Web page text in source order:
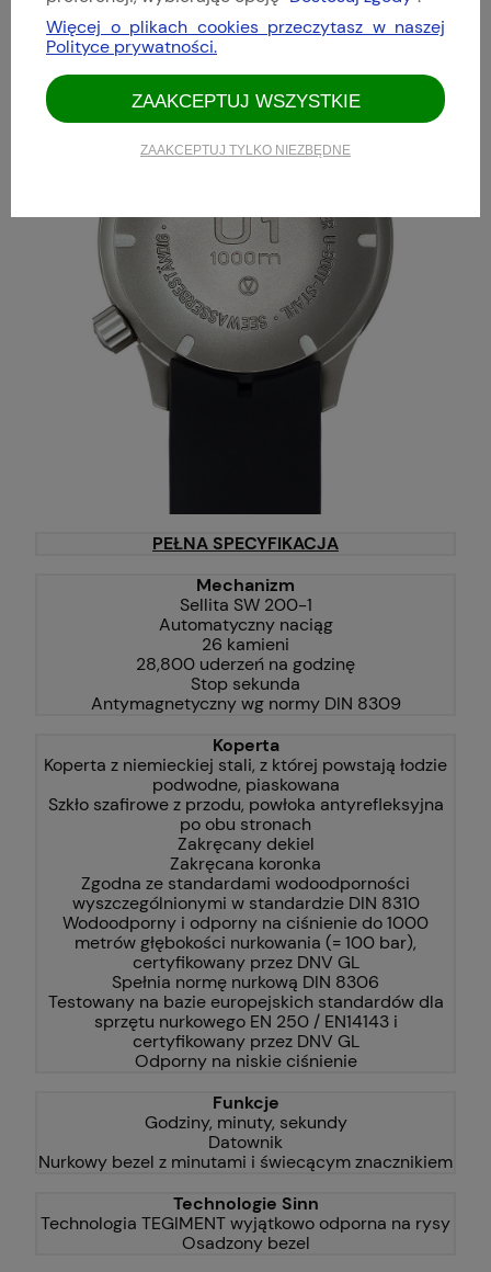
PEŁNA SPECYFIKACJA
Mechanizm
Sellita SW 200-1
Automatyczny naciąg
26 kamieni
28,800 uderzeń na godzinę
Stop sekunda
Antymagnetyczny wg normy DIN 8309
Koperta
Koperta z niemieckiej stali, z której powstają łodzie
podwodne, piaskowana
Szkło szafirowe z przodu, powłoka antyrefleksyjna
po obu stronach
Zakręcany dekiel
Zakręcana koronka
Zgodna ze standardami wodoodporności
wyszczególnionymi w standardzie DIN 8310
Wodoodporny i odporny na ciśnienie do 1000
metrów głębokości nurkowania (= 100 bar),
certyfikowany przez DNV GL
Spełnia normę nurkową DIN 8306
Testowany na bazie europejskich standardów dla
sprzętu nurkowego EN 250 / EN14143 i
certyfikowany przez DNV GL
Odporny na niskie ciśnienie
Funkcje
Godziny, minuty, sekundy
Datownik
Nurkowy bezel z minutami i świecącym znacznikiem
Technologie Sinn
Technologia TEGIMENT wyjątkowo odporna na rysy
Osadzony bezel
Więcej o plikach cookies przeczytasz w naszej
Polityce prywatności.
ZAAKCEPTUJ TYLKO NIEZBĘDNE
ZAAKCEPTUJ WSZYSTKIE